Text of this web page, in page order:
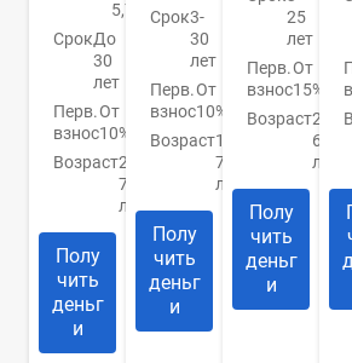
5,79%
СрокДо
30
лет
Перв.
взнос
От
10%
Возраст21-
70
лет
Полу
чить
деньг
и
Срок3-
30
лет
Перв.
взнос
От
10%
Возраст18-
70
лет
Полу
чить
деньг
и
25
лет
Перв.
взнос
От
15%
Возраст21-
65
лет
Полу
чить
деньг
и